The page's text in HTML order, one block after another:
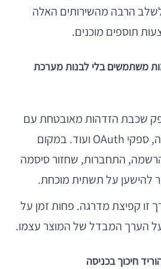
הרבה מהשירותים האלה
תוספים מוכנים.
משתמשים בלי לבנות מערכת
שכבת הזדהות מאובטחת עם
תמיכה באימייל, סיסמה, ספקי OAuth ועוד. במקום
התחברות, שחזור סיסמה
זו קפיצת מדרגה. פחות זמן על
חיכוך בכניסה